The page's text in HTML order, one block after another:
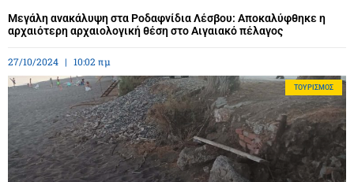
Μεγάλη ανακάλυψη στα Ροδαφνίδια Λέσβου: Αποκαλύφθηκε η
αρχαιότερη αρχαιολογική θέση στο Αιγαιακό πέλαγος
27/10/2024 10:02 πμ
ΤΟΥΡΙΣΜΌΣ